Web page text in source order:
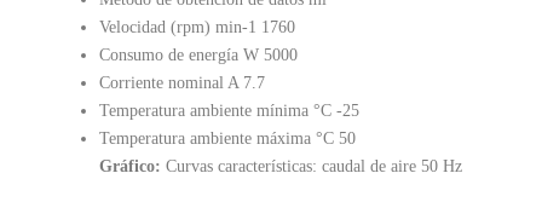
Velocidad (rpm) min-1 1760
Consumo de energía W 5000
Corriente nominal A 7.7
Temperatura ambiente mínima °C -25
Temperatura ambiente máxima °C 50
Gráfico: Curvas características: caudal de aire 50 Hz